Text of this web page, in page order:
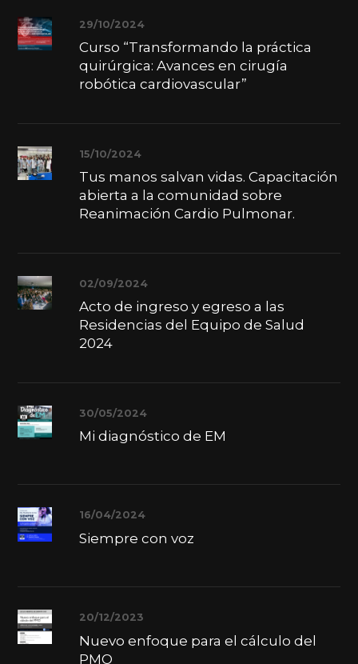
29/10/2024
Curso “Transformando la práctica
quirúrgica: Avances en cirugía
robótica cardiovascular”
15/10/2024
Tus manos salvan vidas. Capacitación
abierta a la comunidad sobre
Reanimación Cardio Pulmonar.
02/09/2024
Acto de ingreso y egreso a las
Residencias del Equipo de Salud
2024
30/05/2024
Mi diagnóstico de EM
16/04/2024
Siempre con voz
20/12/2023
Nuevo enfoque para el cálculo del
PMO